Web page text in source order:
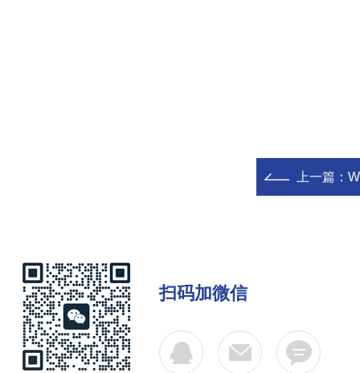
上一篇：
扫码加微信